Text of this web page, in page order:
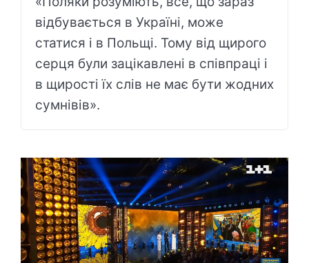
відбувається в Україні, може
статися і в Польщі. Тому від щирого
серця були зацікавлені в співпраці і
в щирості їх слів не має бути жодних
сумнівів».